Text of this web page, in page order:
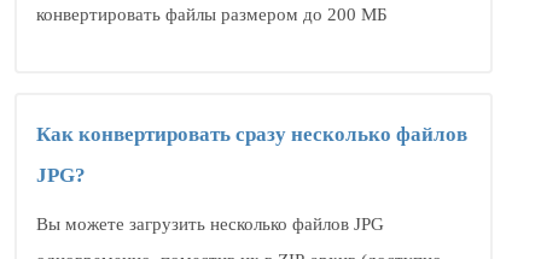
конвертировать файлы размером до 200 МБ
Как конвертировать сразу несколько файлов
JPG?
Вы можете загрузить несколько файлов JPG